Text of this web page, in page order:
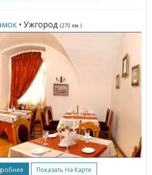
• Ужгород (270 км.)
Показать На Карте